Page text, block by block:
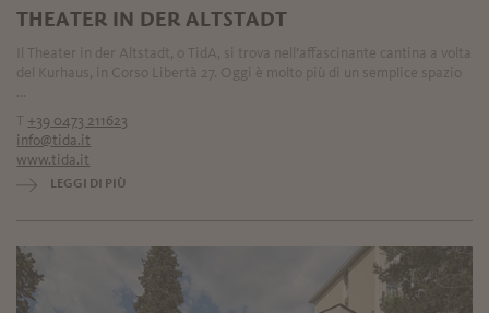
THEATER IN DER ALTSTADT
Il Theater in der Altstadt, o TidA, si trova nell’affascinante cantina a volta
del Kurhaus, in Corso Libertà 27. Oggi è molto più di un semplice spazio
...
T +39 0473 211623
info@tida.it
www.tida.it
LEGGI DI PIÙ